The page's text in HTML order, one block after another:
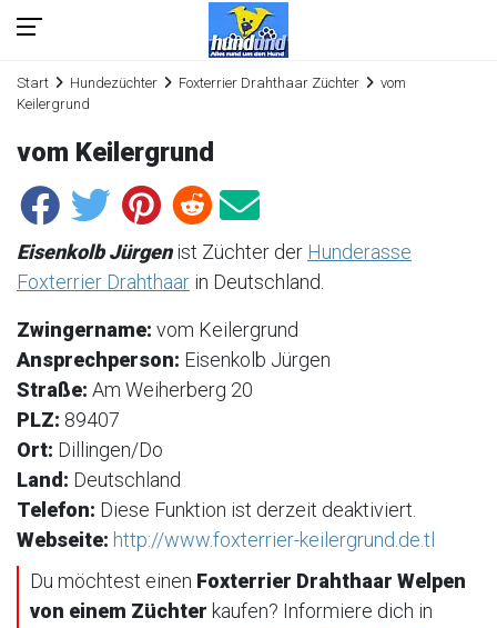
Start Hundezüchter Foxterrier Drahthaar Züchter
vom
Keilergrund
vom Keilergrund
Eisenkolb Jürgenist Züchter der Hunderasse
Foxterrier Drahthaar in Deutschland.
Zwingername: vom Keilergrund
Ansprechperson: Eisenkolb Jürgen
Straße: Am Weiherberg 20
PLZ: 89407
Ort: Dillingen/Do
Land: Deutschland
Telefon: Diese Funktion ist derzeit deaktiviert.
Webseite: http://www.foxterrier-keilergrund.de.tl
Du möchtest einen Foxterrier Drahthaar Welpen
von einem Züchter kaufen? Informiere dich in